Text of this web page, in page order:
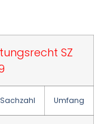
SZ
Sachzahl Umfang